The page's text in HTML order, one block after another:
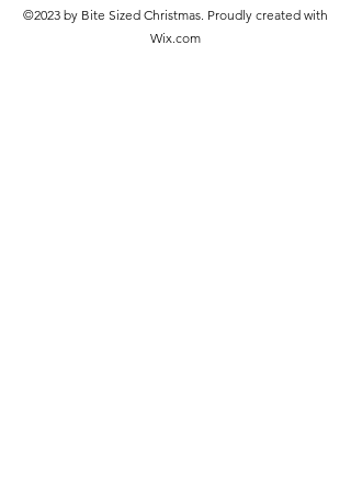
©2023 by Bite Sized Christmas. Proudly created with
Wix.com